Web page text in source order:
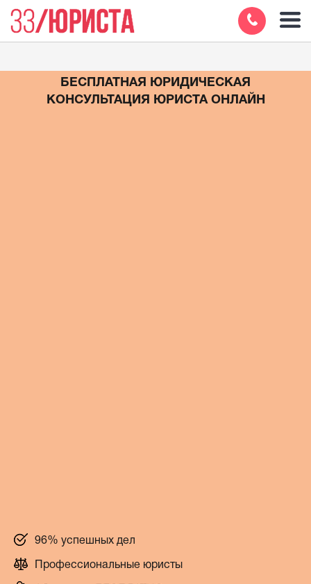
БЕСПЛАТНАЯ ЮРИДИЧЕСКАЯ
КОНСУЛЬТАЦИЯ ЮРИСТА ОНЛАЙН
96% успешных дел
Профессиональные юристы